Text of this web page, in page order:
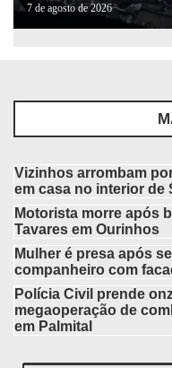
7 de agosto de 2026
Vizinhos arrombam
em casa no interior de
Motorista morre após
Tavares em Ourinhos
Mulher é presa após
companheiro com
Polícia Civil prende
megaoperação de
em Palmital